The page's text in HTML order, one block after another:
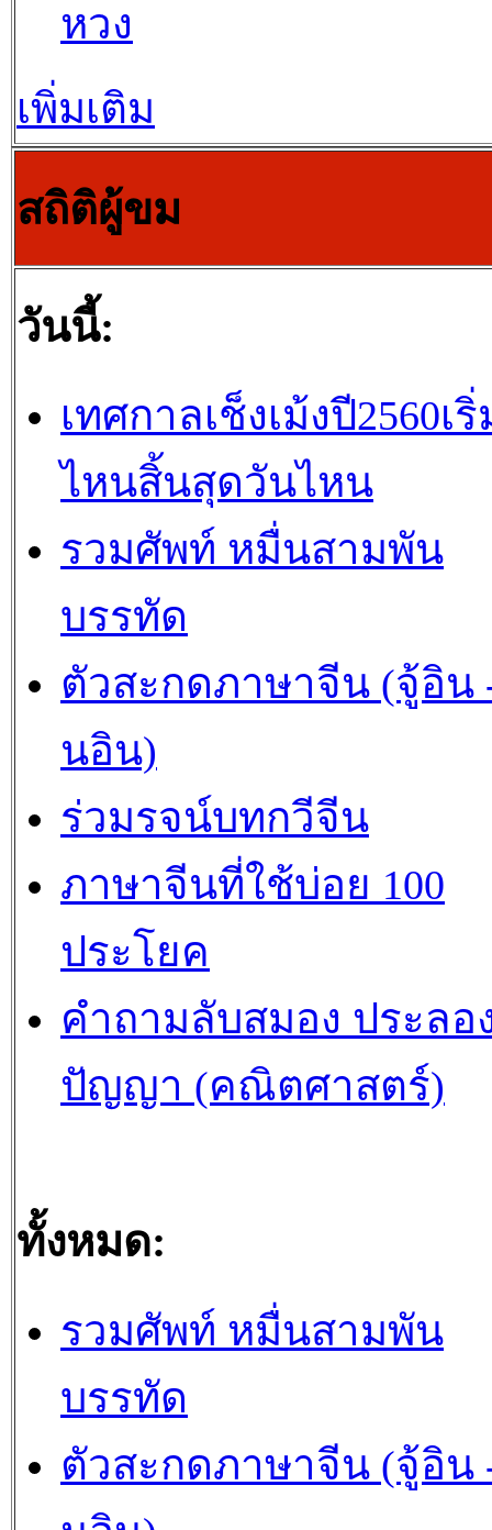
หวง
เพิ่มเติม
สถิติผู้ขม
วันนี้:
เทศกาลเช็งเม้งปี2560เ
ไหนสิ้นสุดวันไหน
รวมศัพท์ หมื่นสามพัน
บรรทัด
ตัวสะกดภาษาจีน (จู้อิน
นอิน)
ร่วมรจน์บทกวีจีน
ภาษาจีนที่ใช้บ่อย 100
ประโยค
คำถามลับสมอง ประลอ
ปัญญา (คณิตศาสตร์)
ทั้งหมด:
รวมศัพท์ หมื่นสามพัน
บรรทัด
ตัวสะกดภาษาจีน (จู้อิน